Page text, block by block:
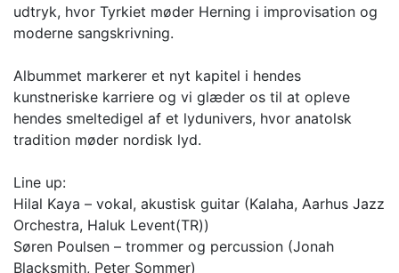
udtryk, hvor Tyrkiet møder Herning i improvisation og
moderne sangskrivning.
Albummet markerer et nyt kapitel i hendes
kunstneriske karriere og vi glæder os til at opleve
hendes smeltedigel af et lydunivers, hvor anatolsk
tradition møder nordisk lyd.
Line up:
Hilal Kaya – vokal, akustisk guitar (Kalaha, Aarhus Jazz
Orchestra, Haluk Levent(TR))
Søren Poulsen – trommer og percussion (Jonah
Blacksmith, Peter Sommer)